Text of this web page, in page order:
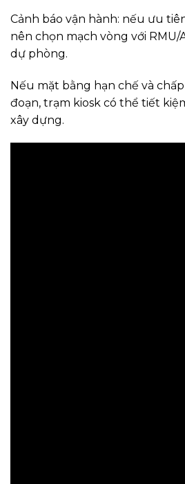
Cảnh báo vận hành: nếu ưu
nên chọn mạch vòng với RMU/
dự phòng.
Nếu mặt bằng hạn chế và
đoạn, trạm kiosk có thể tiết
xây dựng.